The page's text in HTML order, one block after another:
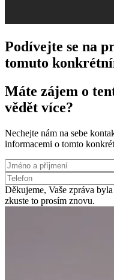
Podívejte se na
tomuto
Máte zájem o
vědět více?
Nechejte nám na sebe
informacemi o tomto
Děkujeme, Vaše zpráva byla
zkuste to prosím znovu.